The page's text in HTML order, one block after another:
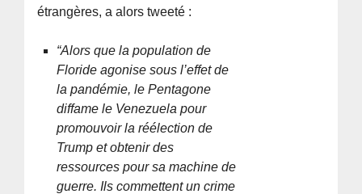
étrangères, a alors tweeté :
“Alors que la population de
Floride agonise sous l’effet de
la pandémie, le Pentagone
diffame le Venezuela pour
promouvoir la réélection de
Trump et obtenir des
ressources pour sa machine de
guerre. Ils commettent un crime